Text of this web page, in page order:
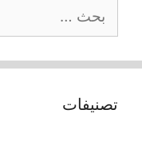
البحث
عن:
تصنيفات